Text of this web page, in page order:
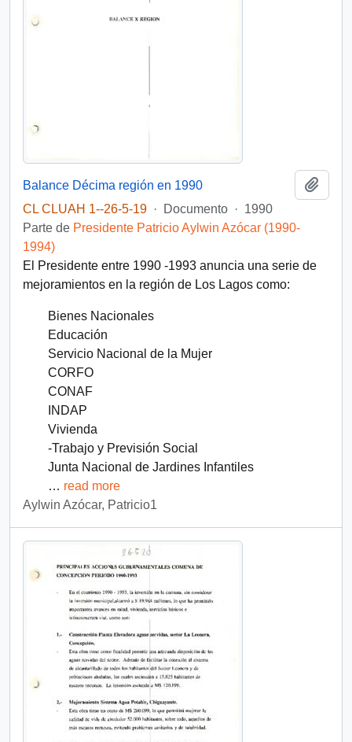
Balance Décima región en 1990
CL CLUAH 1--26-5-19 · Documento · 1990
Parte de Presidente Patricio Aylwin Azócar (1990-
1994)
El Presidente entre 1990 -1993 anuncia una serie de
mejoramientos en la región de Los Lagos como:
Bienes Nacionales
Educación
Servicio Nacional de la Mujer
CORFO
CONAF
INDAP
Vivienda
-Trabajo y Previsión Social
Junta Nacional de Jardines Infantiles
… read more
Aylwin Azócar, Patricio1